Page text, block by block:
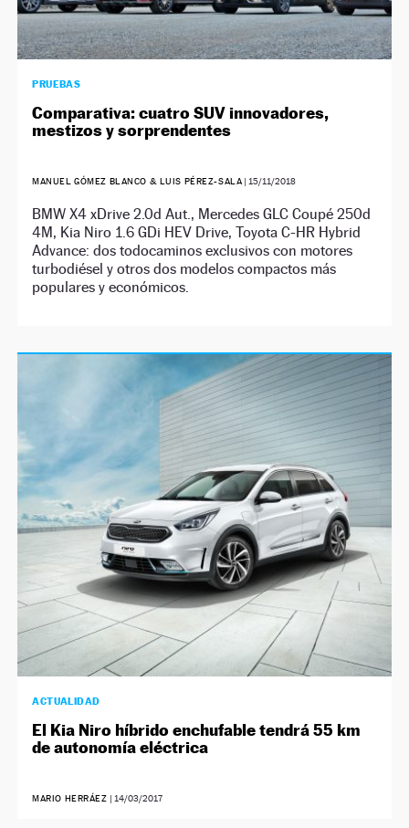
PRUEBAS
Comparativa: cuatro SUV innovadores,
mestizos y sorprendentes
MANUEL GÓMEZ BLANCO & LUIS PÉREZ-SALA | 15/11/2018
BMW X4 xDrive 2.0d Aut., Mercedes GLC Coupé 250d
4M, Kia Niro 1.6 GDi HEV Drive, Toyota C-HR Hybrid
Advance: dos todocaminos exclusivos con motores
turbodiésel y otros dos modelos compactos más
populares y económicos.
ACTUALIDAD
El Kia Niro híbrido enchufable tendrá 55 km
de autonomía eléctrica
MARIO HERRÁEZ | 14/03/2017